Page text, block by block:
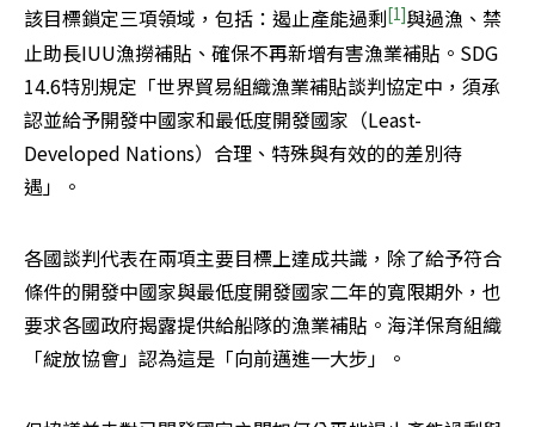
該目標鎖定三項領域，包括：遏止產能過剩[1]與過漁、禁
止助長IUU漁撈補貼、確保不再新增有害漁業補貼。SDG
14.6特別規定「世界貿易組織漁業補貼談判協定中，須承
認並給予開發中國家和最低度開發國家（Least-
Developed Nations）合理、特殊與有效的的差別待
遇」。
各國談判代表在兩項主要目標上達成共識，除了給予符合
條件的開發中國家與最低度開發國家二年的寬限期外，也
要求各國政府揭露提供給船隊的漁業補貼。海洋保育組織
「綻放協會」認為這是「向前邁進一大步」。